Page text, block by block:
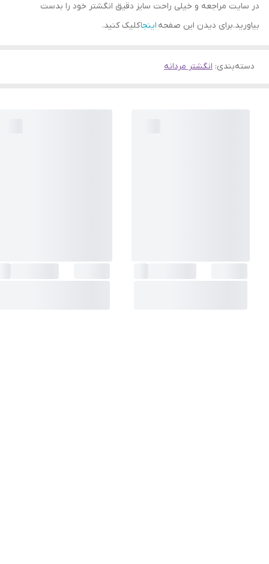
در سایت مراجعه و خیلی راحت سایز دقیق انگشتر خود را بدست
بیاورید.برای دیدن این صفحه اینجاکلیک کنید.
دسته‌بندی: انگشتر مردانه